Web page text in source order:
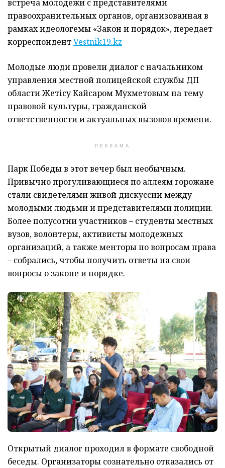
встреча молодежи с представителями
правоохранительных органов, организованная в
рамках идеологемы «Закон и порядок», передает
корреспондентVestnik19.kz
Молодые люди провели диалог с начальником
управления местной полицейской службы ДП
области Жетісу Кайсаром Мухметовым на тему
правовой культуры, гражданской
ответственности и актуальных вызовов времени.
РЕКЛАМА
Парк Победы в этот вечер был необычным.
Привычно прогуливающиеся по аллеям горожане
стали свидетелями живой дискуссии между
молодыми людьми и представителями полиции.
Более полусотни участников – студенты местных
вузов, волонтеры, активисты молодежных
организаций, а также менторы по вопросам права
– собрались, чтобы получить ответы на свои
вопросы о законе и порядке.
Открытый диалог проходил в формате свободной
беседы. Организаторы сознательно отказались от